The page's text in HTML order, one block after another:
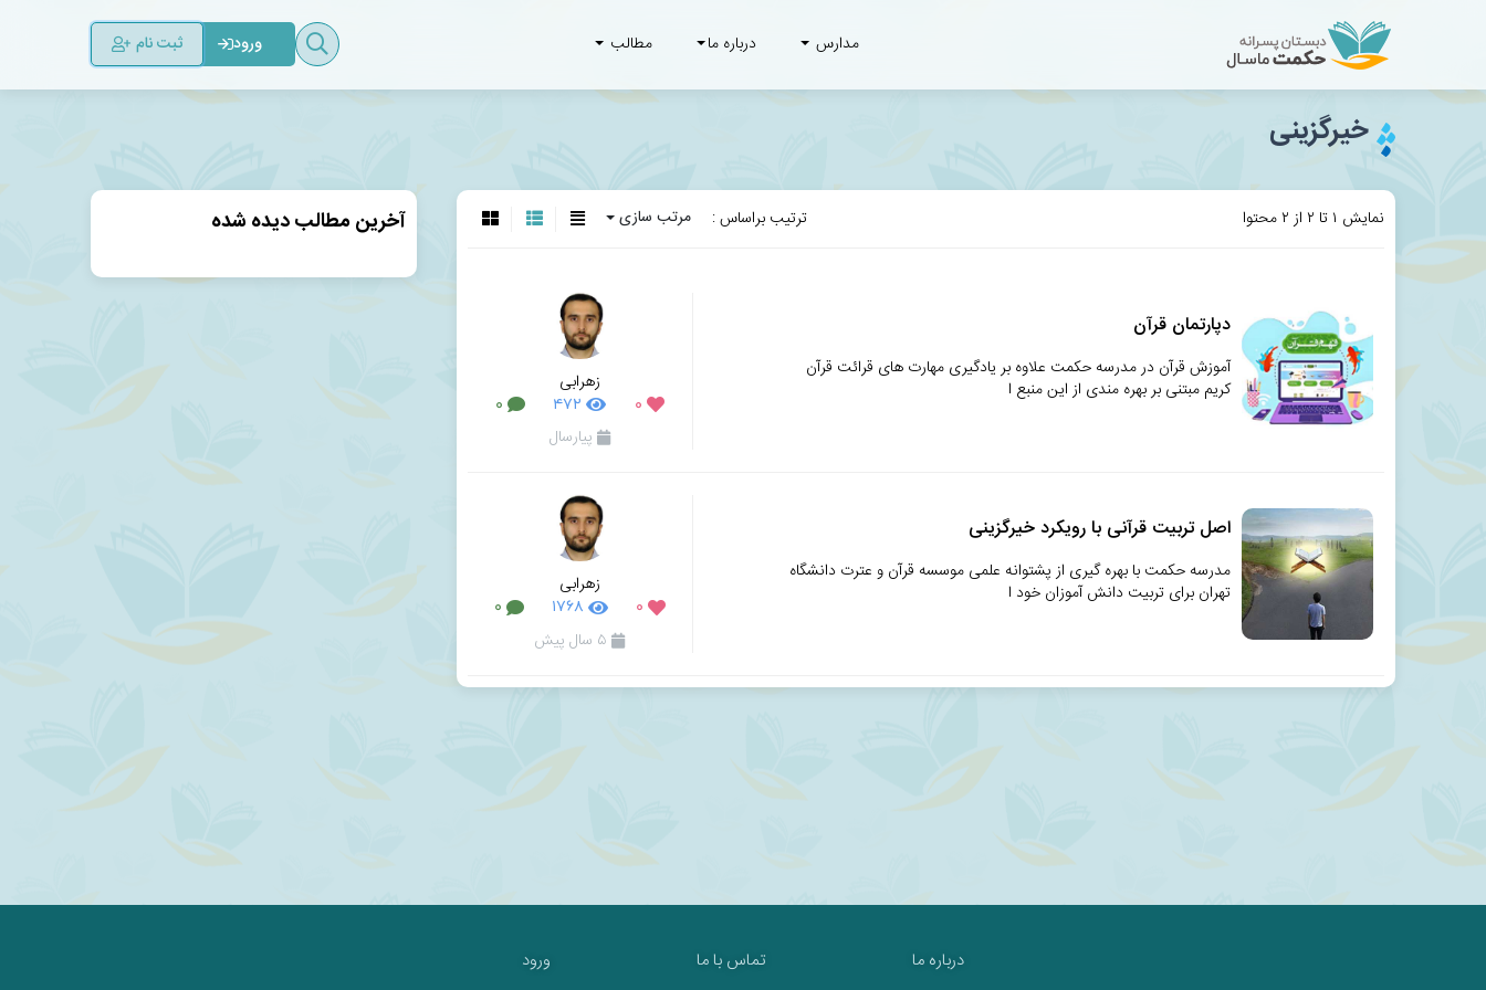
مدارس درباره ما مطالب ورود ثبت نام
خیرگزینی
نمایش ۱ تا ۲ از ۲ محتوا ترتیب براساس : مرتب سازی
دپارتمان قرآن
آموزش قرآن در مدرسه حکمت علاوه بر یادگیری مهارت های قرائت قرآن
کریم مبتنی بر بهره مندی از این منبع ا
زهرابی
۰ ۴۷۲ ۰
پیارسال
اصل تربیت قرآنی با رویکرد خیرگزینی
مدرسه حکمت با بهره گیری از پشتوانه علمی موسسه قرآن و عترت دانشگاه
تهران برای تربیت دانش آموزان خود ا
زهرابی
۰ ۱۷۶۸ ۰
۵ سال پیش
آخرین مطالب دیده شده
درباره ما تماس با ما ورود